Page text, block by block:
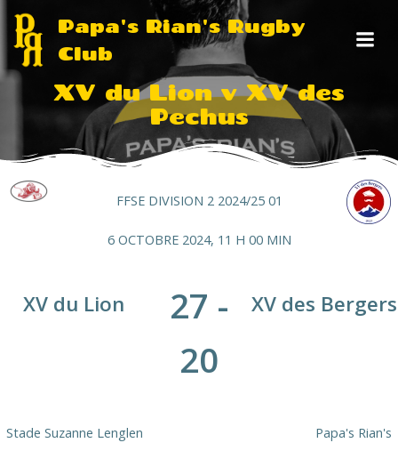
Aller
au
contenu
Papa's Rian's Rugby
Club
XV du Lion v XV des
Pechus
FFSE DIVISION 2 2024/25 01
6 OCTOBRE 2024, 11 H 00 MIN
XV du Lion 27 -
20
XV des Bergers
Stade Suzanne Lenglen Papa's Rian's